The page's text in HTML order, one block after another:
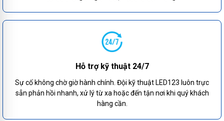
Hỗ trợ kỹ thuật 24/7
Sự cố không chờ giờ hành chính. Đội kỹ thuật LED123 luôn trực
sẵn phản hồi nhanh, xử lý từ xa hoặc đến tận nơi khi quý khách
hàng cần.